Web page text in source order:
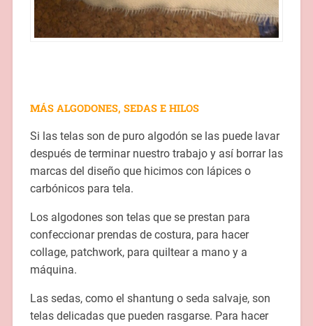
MÁS ALGODONES, SEDAS E HILOS
Si las telas son de puro algodón se las puede lavar
después de terminar nuestro trabajo y así borrar las
marcas del diseño que hicimos con lápices o
carbónicos para tela.
Los algodones son telas que se prestan para
confeccionar prendas de costura, para hacer
collage, patchwork, para quiltear a mano y a
máquina.
Las sedas, como el shantung o seda salvaje, son
telas delicadas que pueden rasgarse. Para hacer